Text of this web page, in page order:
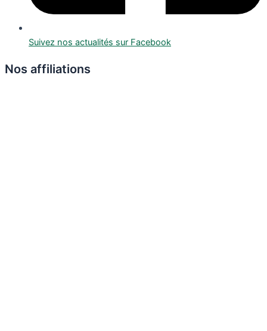
Suivez nos actualités sur Facebook
Nos affiliations